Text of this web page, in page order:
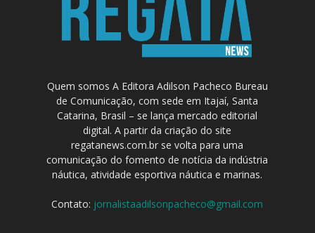
Quem somos A Editora Adilson Pacheco Bureau
de Comunicação, com sede em Itajaí, Santa
Catarina, Brasil – se lança mercado editorial
digital. A partir da criação do site
regatanews.com.br se volta para uma
comunicação do fomento de notícia da indústria
náutica, atividade esportiva náutica e marinas.
Contato: jornalistaadilsonpacheco@gmail.com